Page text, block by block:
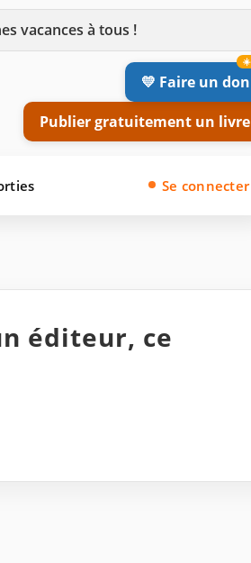
vacances à tous !
💛 Faire un don
Publier gratuitement un livre
Se connecter
éditeur, ce